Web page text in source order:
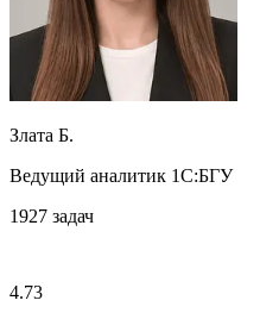
Злата Б.
Ведущий аналитик 1С:БГУ
1927 задач
4.73